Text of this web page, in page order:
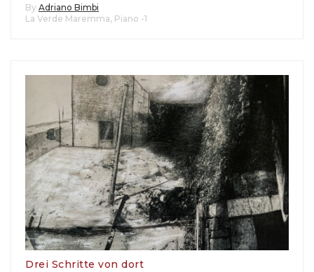
By Adriano Bimbi
La Verde Maremma, Piano -1
Drei Schritte von dort